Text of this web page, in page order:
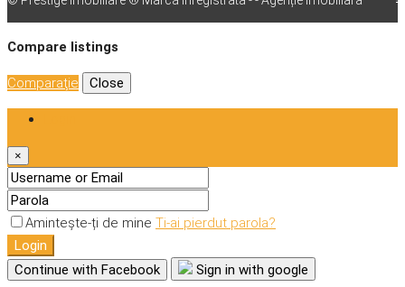
Compare listings
Comparaţie Close
×
Amintește-ți de mine Ti-ai pierdut parola?
Login
Continue with Facebook
Sign in with google